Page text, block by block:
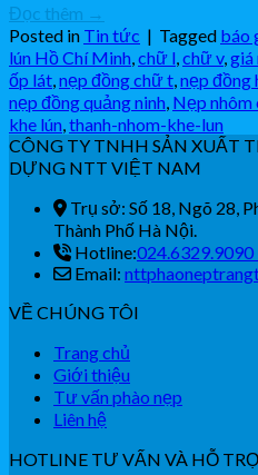
Đọc thêm →
Posted in Tin tức | Tagged báo
lún Hồ Chí Minh,chữ l,chữ v,giá
ốp lát,nẹp đồng chữ t,nẹp đồng
nẹp đồng quảng ninh, Nẹp nhôm
khe lún,thanh-nhom-khe-lun
CÔNG TY TNHH SẢN XUẤT
DỰNG NTT VIỆT NAM
Trụ sở: Số 18, Ngõ 28,
Thành Phố Hà Nội.
Hotline:
Email:
VỀ CHÚNG TÔI
Trang chủ
Giới thiệu
Tư vấn phào nẹp
Liên hệ
HOTLINE TƯ VẤN VÀ HỖ